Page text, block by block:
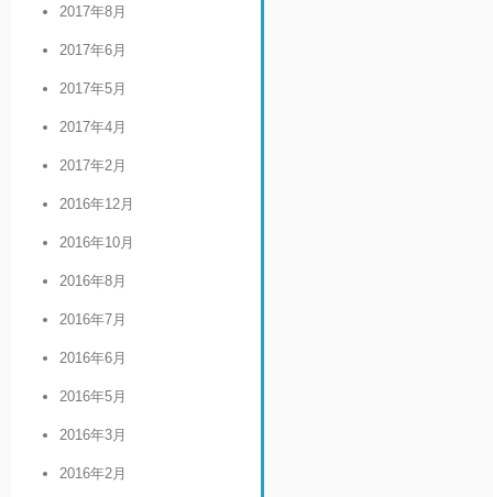
2017年8月
2017年6月
2017年5月
2017年4月
2017年2月
2016年12月
2016年10月
2016年8月
2016年7月
2016年6月
2016年5月
2016年3月
2016年2月